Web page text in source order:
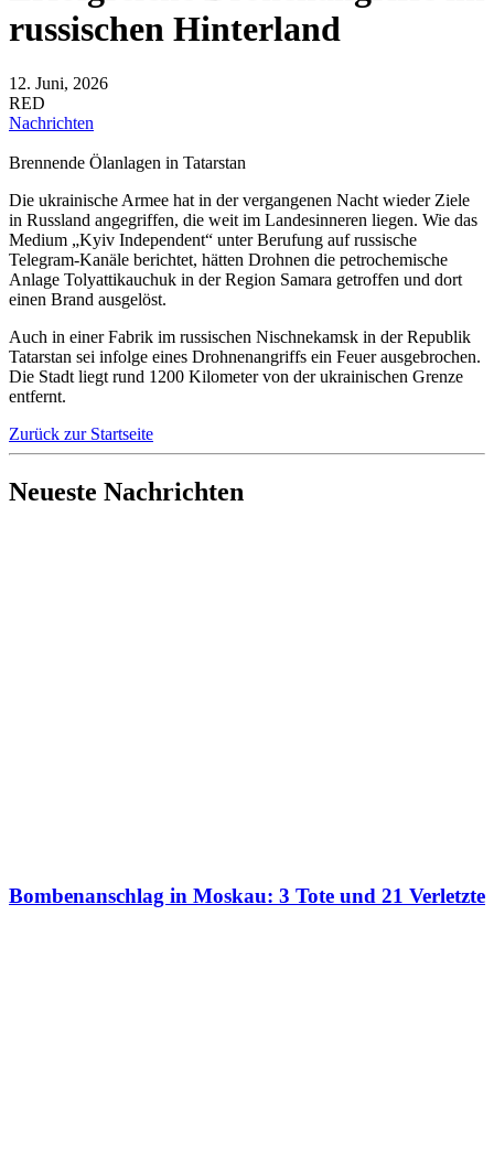
russischen Hinterland
12. Juni, 2026
RED
Nachrichten
Brennende Ölanlagen in Tatarstan
Die ukrainische Armee hat in der vergangenen Nacht wieder Ziele
in Russland angegriffen, die weit im Landesinneren liegen. Wie das
Medium „Kyiv Independent“ unter Berufung auf russische
Telegram-Kanäle berichtet, hätten Drohnen die petrochemische
Anlage Tolyattikauchuk in der Region Samara getroffen und dort
einen Brand ausgelöst.
Auch in einer Fabrik im russischen Nischnekamsk in der Republik
Tatarstan sei infolge eines Drohnenangriffs ein Feuer ausgebrochen.
Die Stadt liegt rund 1200 Kilometer von der ukrainischen Grenze
entfernt.
Zurück zur Startseite
Neueste Nachrichten
Bombenanschlag in Moskau: 3 Tote und 21 Verletzte